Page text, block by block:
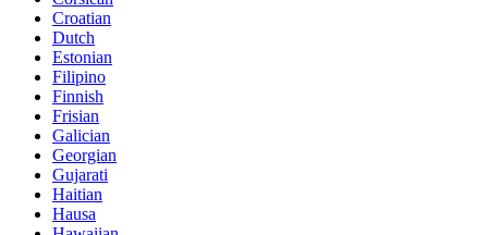
Croatian
Dutch
Estonian
Filipino
Finnish
Frisian
Galician
Georgian
Gujarati
Haitian
Hausa